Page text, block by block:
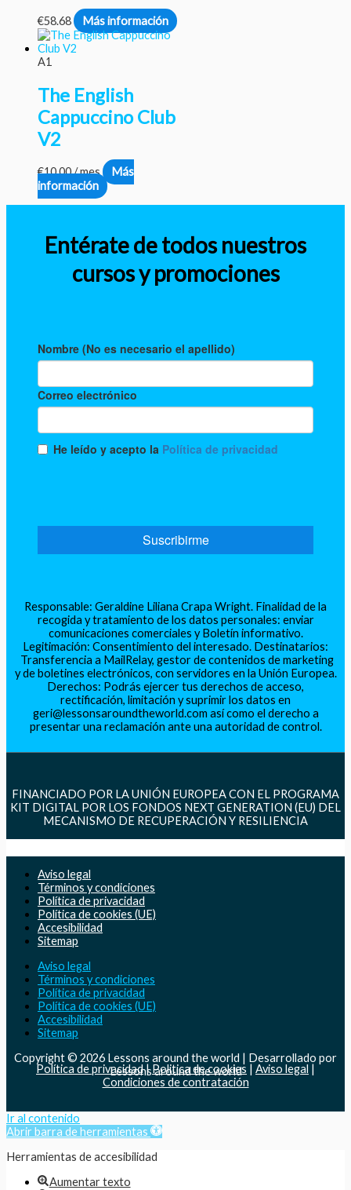
€58.68 Más información
A1
The English
Cappuccino Club
V2
€10.00/ mes
Más
información
Entérate de todos nuestros
cursos y promociones
Responsable: Geraldine Liliana Crapa Wright. Finalidad de la
recogida y tratamiento de los datos personales: enviar
comunicaciones comerciales y Boletín informativo.
Legitimación: Consentimiento del interesado. Destinatarios:
Transferencia a MailRelay, gestor de contenidos de marketing
y de boletines electrónicos, con servidores en la Unión Europea.
Derechos: Podrás ejercer tus derechos de acceso,
rectificación, limitación y suprimir los datos en
geri@lessonsaroundtheworld.com así como el derecho a
presentar una reclamación ante una autoridad de control.
FINANCIADO POR LA UNIÓN EUROPEA CON EL PROGRAMA
KIT DIGITAL POR LOS FONDOS NEXT GENERATION (EU) DEL
MECANISMO DE RECUPERACIÓN Y RESILIENCIA
Aviso legal
Términos y condiciones
Política de privacidad
Política de cookies (UE)
Accesibilidad
Sitemap
Aviso legal
Términos y condiciones
Política de privacidad
Política de cookies (UE)
Accesibilidad
Sitemap
Copyright © 2026 Lessons around the world | Desarrollado por
Lessons around the world
Política de privacidad|Politica de cookies | Aviso legal |
Condiciones de contratación
Ir al contenido
Abrir barra de herramientas
Herramientas de accesibilidad
Aumentar texto